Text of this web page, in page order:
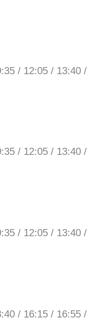
/ 12:05 / 13:40 /
/ 12:05 / 13:40 /
/ 12:05 / 13:40 /
/ 16:15 / 16:55 /